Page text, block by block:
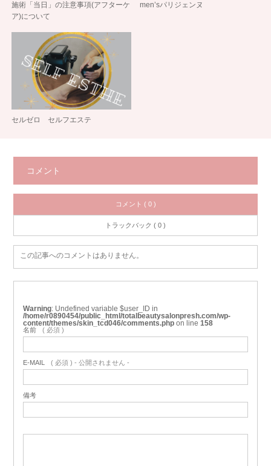
施術「当日」の注意事項(アフターケ
ア)について
men’sパリジェンヌ
セルゼロ セルフエステ
コメント
コメント ( 0 )
トラックバック ( 0 )
この記事へのコメントはありません。
Warning : Undefined variable $user_ID in
/home/r0890454/public_html/totalbeautysalonpresh.com/wp-
content/themes/skin_tcd046/comments.php on line 158
名前 ( 必須 )
E-MAIL ( 必須 ) - 公開されません -
備考